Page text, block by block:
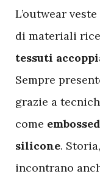
L’outwear
di materiali
tessuti
Sempre
grazie a
come
silicone.
incontrano